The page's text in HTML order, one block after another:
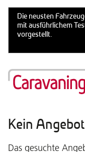
Kein
Das gesuchte